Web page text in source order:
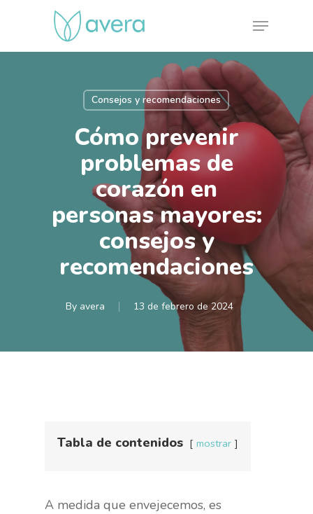
main
Menu
Consejos y recomendaciones
Cómo prevenir
problemas de
corazón en
personas mayores:
consejos y
recomendaciones
By avera 13 de febrero de 2024
Tabla de contenidos mostrar
A medida que envejecemos, es